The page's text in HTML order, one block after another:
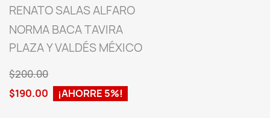
RENATO SALAS ALFARO
NORMA BACA TAVIRA
PLAZA Y VALDÉS MÉXICO
$200.00
$190.00
¡AHORRE 5%!